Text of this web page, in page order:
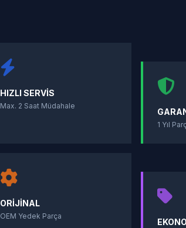
HIZLI SERVIS
Max. 2 Saat Müdahale
1 Yıl
ORIJINAL
OEM Yedek Parça